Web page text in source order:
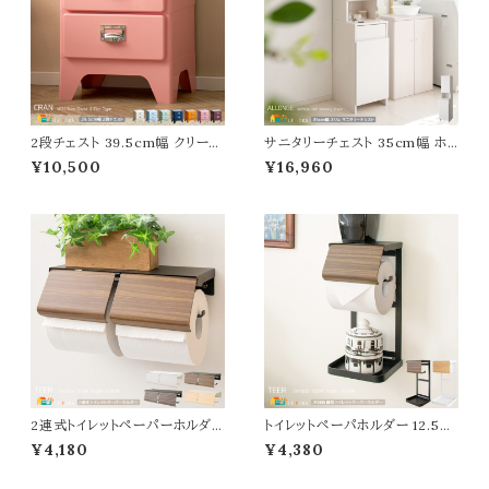
2段チェスト 39.5cm幅 クリーム
ライトブルー ライトグリーン ネイ
ビー オレンジ ピンク ワイン ABS
しゃれ モダン 引き出し収納 二
段収納棚 2段収納タンス 完成品
幅39.cm 奥行31cm 高さ48cm
収納棚 二段タンス
¥10,500
サニタリーチェスト 35cm幅 ホ
ワイト 木目柄 サニタリー収納ラ
ック 洗濯物収納 ランドリー収納
ス おすすめ おしゃれ 北欧 モダ
ン タオル収納 洗剤収納 可動棚
洗濯カゴ付き 幅35cm 奥行41.
8cm 高さ160cm 収納
¥16,960
2連式トイレットペーパーホルダー
25cm幅 ナチュラル ブラウン ホ
ワイト グレー トイレットペーパー
¥4,180
トイレットペーパホルダー 12.5c
m幅 ブラウン ナチュラル 縦置き
ストック 縦置き型 縦型 おすすめ
¥4,380